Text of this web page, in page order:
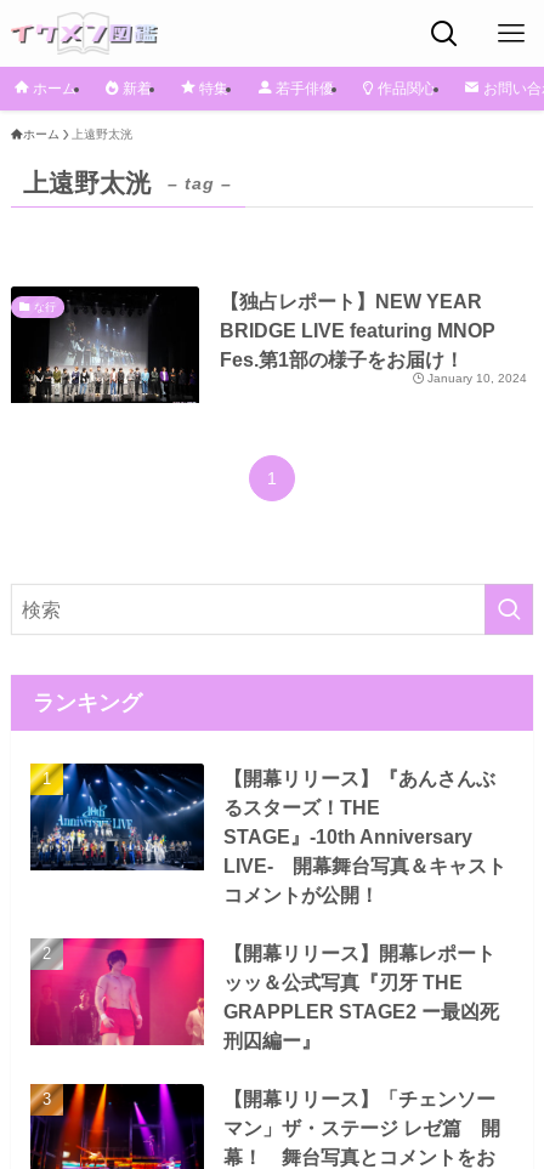
ホーム 新着 特集 若手俳優 作品関心 お問い
ホーム 上遠野太洸
上遠野太洸 – tag –
な行
【独占レポート】NEW YEAR
BRIDGE LIVE featuring MNOP
Fes.第1部の様子をお届け！
January 10, 2024
1
ランキング
【開幕リリース】『あんさんぶ
るスターズ！THE
STAGE』-10th Anniversary
LIVE- 開幕舞台写真＆キャスト
コメントが公開！
【開幕リリース】開幕レポート
ッッ＆公式写真『刃牙 THE
GRAPPLER STAGE2 ー最凶死
刑囚編ー』
【開幕リリース】「チェンソー
マン」ザ・ステージ レゼ篇 開
幕！ 舞台写真とコメントをお